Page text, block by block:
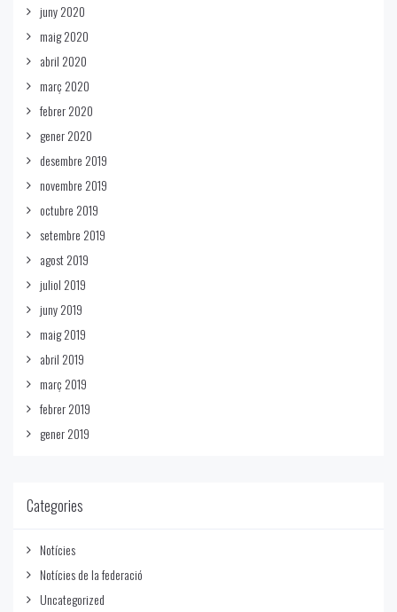
juny 2020
maig 2020
abril 2020
març 2020
febrer 2020
gener 2020
desembre 2019
novembre 2019
octubre 2019
setembre 2019
agost 2019
juliol 2019
juny 2019
maig 2019
abril 2019
març 2019
febrer 2019
gener 2019
Categories
Notícies
Notícies de la federació
Uncategorized